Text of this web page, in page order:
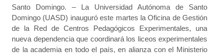
Santo Domingo. – La Universidad Autónoma de Santo
Domingo (UASD) inauguró este martes la Oficina de Gestión
de la Red de Centros Pedagógicos Experimentales, una
nueva dependencia que coordinará los liceos experimentales
de la academia en todo el país, en alianza con el Ministerio